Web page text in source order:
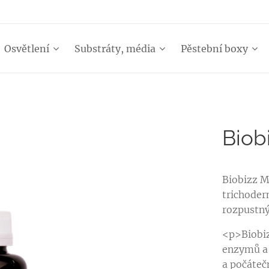
Osvětlení Substráty, média Pěstební boxy
Biobizz
enzymů
a